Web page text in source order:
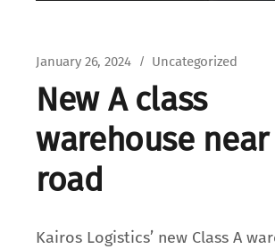
January 26, 2024 Uncategorized
New A class
warehouse
road
Kairos Logistics’ new Class A